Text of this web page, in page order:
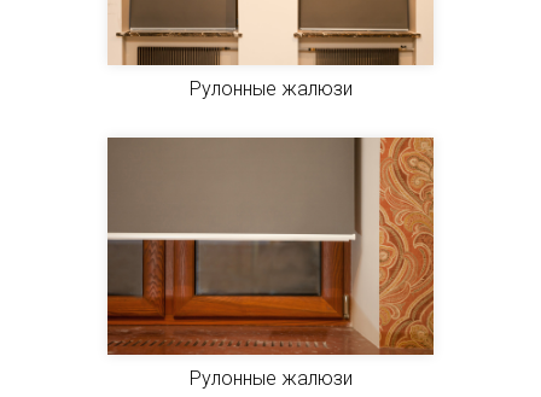
Рулонные жалюзи
Рулонные жалюзи